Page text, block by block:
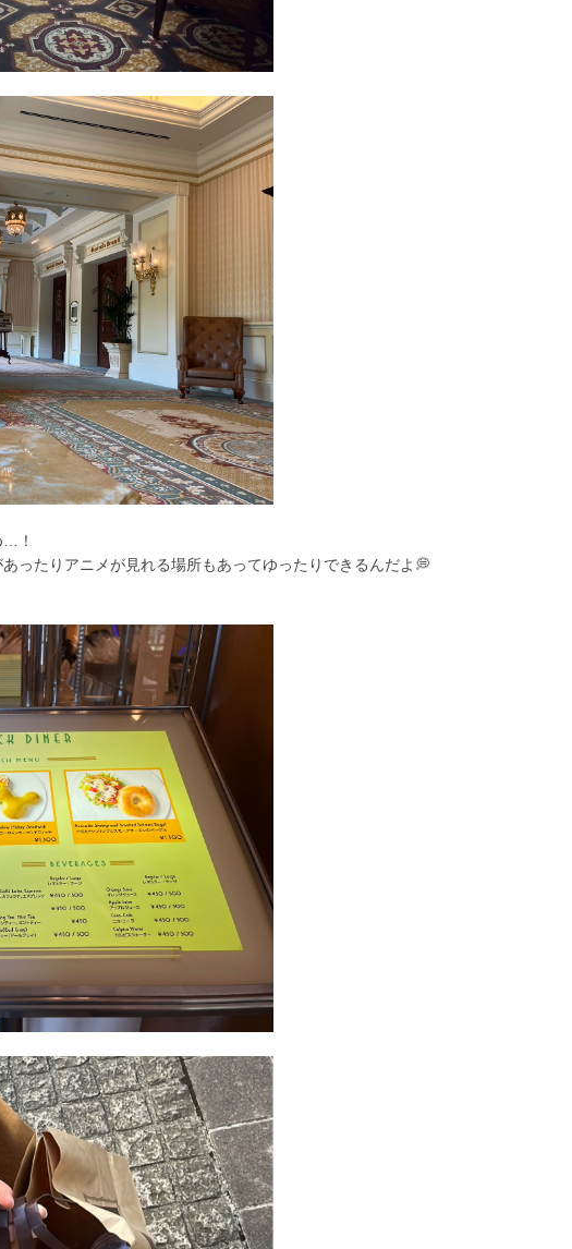
…！
ったりアニメが見れる場所もあってゆったりできるんだよ💭